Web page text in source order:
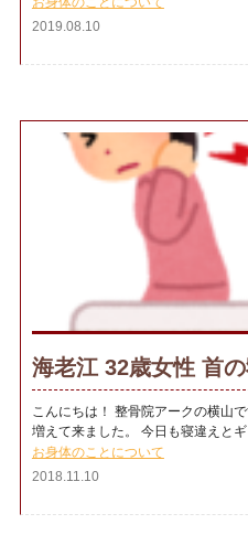
2019.08.10
海老江 32歳女性 首
こんにちは！ 整骨院アークの横山
増えて来ました。 今日も寝違えとギ
お身体のことについて
2018.11.10